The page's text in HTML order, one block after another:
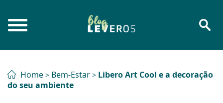
Home > Bem-Estar > Libero Art Cool e a decoração
do seu ambiente